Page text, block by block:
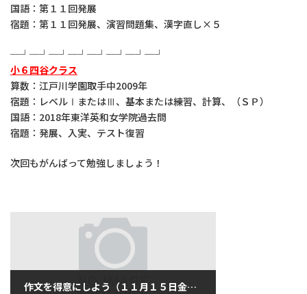
国語：第１１回発展
宿題：第１１回発展、演習問題集、漢字直し×５
─┘─┘─┘─┘─┘─┘─┘─┘
小６四谷クラス
算数：江戸川学園取手中2009年
宿題：レベルⅠまたはⅢ、基本または練習、計算、（ＳＰ）
国語：2018年東洋英和女学院過去問
宿題：発展、入実、テスト復習
次回もがんばって勉強しましょう！
作文を得意にしよう（１１月１５日金曜日）